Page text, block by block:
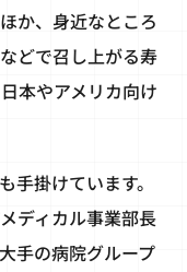
か、身近なところ
どで召し上がる寿
本やアメリカ向け
手掛けています。
ディカル事業部長
手の病院グループ